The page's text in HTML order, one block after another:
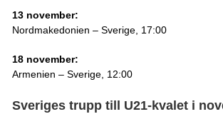
13 november:
Nordmakedonien – Sverige, 17:00
18 november:
Armenien – Sverige, 12:00
Sveriges trupp till U21-kvalet i